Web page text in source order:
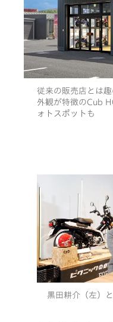
従来の販売店とは
外観が特徴のCub
ォトスポットも
黒田耕介（左）